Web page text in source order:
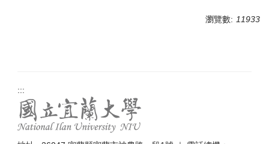
瀏覽數: 11933
:::